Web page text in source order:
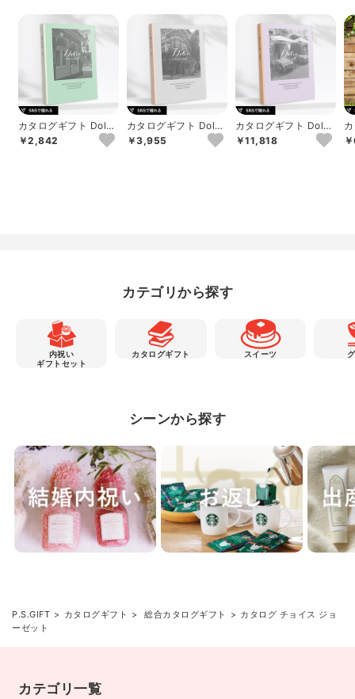
カタログギフト Dolce
ロッソ
￥2,842
カタログギフト Dolce
ヴィオラ
￥3,955
カタログギフト Dolce
アルジェント
￥11,818
カテゴリから探す
内祝い
ギフトセット
カタログギフト スイーツ
シーンから探す
P.S.GIFT カタログギフト 総合カタログギフト
カタログ チョイス ジョ
ーゼット
カテゴリ一覧